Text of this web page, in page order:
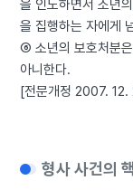
을 인도하면서 소년
을 집행하는 자에게
⑥ 소년의 보호처분
아니한다.
[전문개정 2007. 12.
형사 사건의